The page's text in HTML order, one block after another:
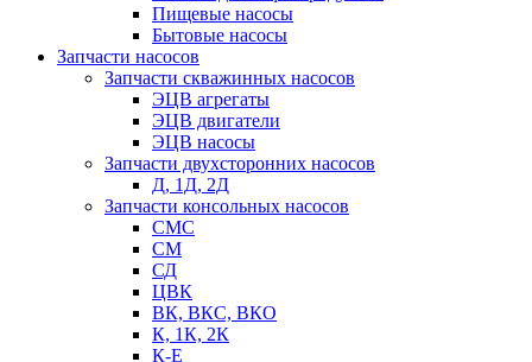
Пищевые насосы
Бытовые насосы
Запчасти насосов
Запчасти скважинных насосов
ЭЦВ агрегаты
ЭЦВ двигатели
ЭЦВ насосы
Запчасти двухсторонних насосов
Д, 1Д, 2Д
Запчасти консольных насосов
СМС
СМ
СД
ЦВК
ВК, ВКС, ВКО
К, 1К, 2К
К-Е